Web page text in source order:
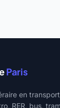
Paris
en
RER, bus,